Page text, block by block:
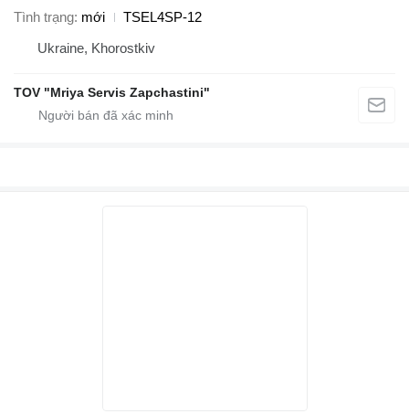
Tình trạng mới
TSEL4SP-12
Ukraine, Khorostkiv
TOV "Mriya Servis Zapchastini"